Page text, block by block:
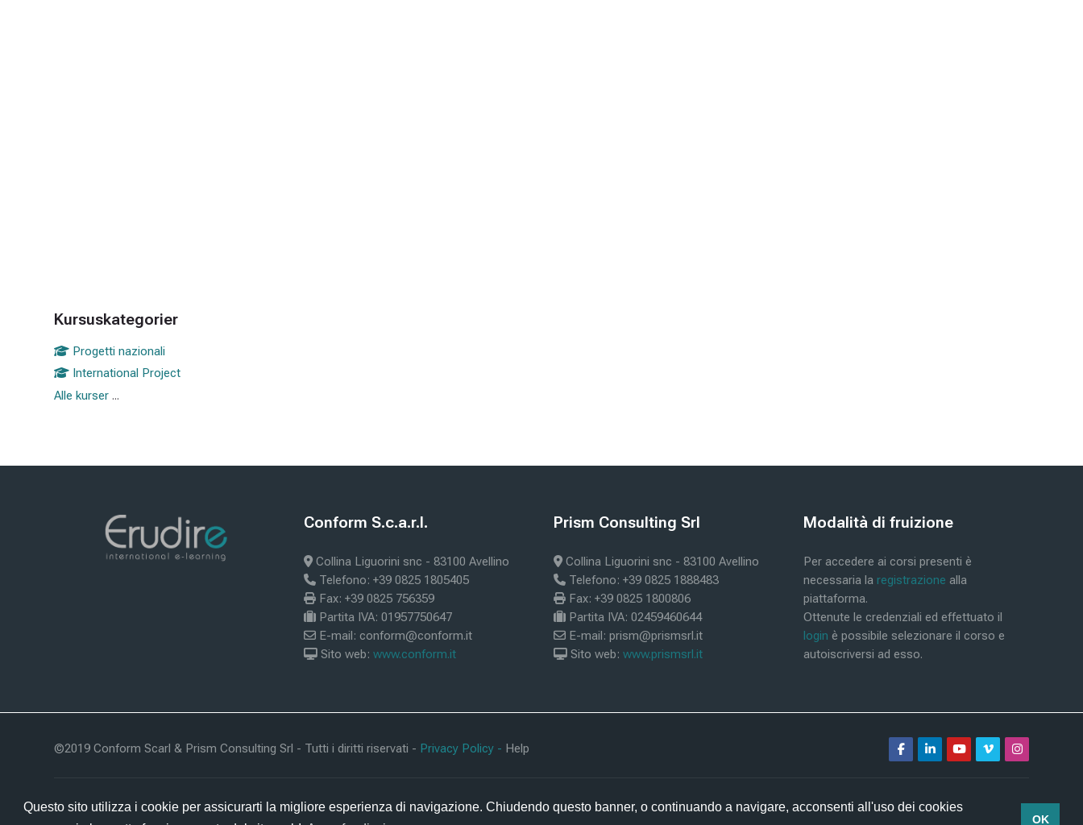
Questo sito utilizza i cookie per assicurarti la migliore esperienza di navigazione. Chiudendo questo banner, o continuando a navigare, acconsenti all'uso dei cookies
OK
Blokke
Skip Kursuskategorier
Kursuskategorier
Progetti nazionali
International Project
Alle kurser ...
Blokke Blokke
Skip Conform S.c.a.r.l.
Conform S.c.a.r.l.
Collina Liguorini snc - 83100 Avellino
Telefono: +39 0825 1805405
Fax: +39 0825 756359
Partita IVA: 01957750647
E-mail: conform@conform.it
Sito web: www.conform.it
Blokke
Skip Prism Consulting Srl
Prism Consulting Srl
Collina Liguorini snc - 83100 Avellino
Telefono: +39 0825 1888483
Fax: +39 0825 1800806
Partita IVA: 02459460644
E-mail: prism@prismsrl.it
Sito web: www.prismsrl.it
Blokke
Skip Modalità di fruizione
Modalità di fruizione
Per accedere ai corsi presenti è
necessaria la registrazione alla
piattaforma.
Ottenute le credenziali ed effettuato il
login è possibile selezionare il corso e
autoiscriversi ad esso.
©2019 Conform Scarl & Prism Consulting Srl - Tutti i diritti riservati - Privacy Policy - Help
Beskrivelse af dataopbevaring
Hent mobilappen